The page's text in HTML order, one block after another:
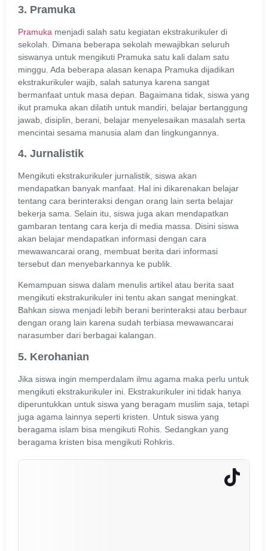
3. Pramuka
Pramuka menjadi salah satu kegiatan ekstrakurikuler di
sekolah. Dimana beberapa sekolah mewajibkan seluruh
siswanya untuk mengikuti Pramuka satu kali dalam satu
minggu. Ada beberapa alasan kenapa Pramuka dijadikan
ekstrakurikuler wajib, salah satunya karena sangat
bermanfaat untuk masa depan. Bagaimana tidak, siswa yang
ikut pramuka akan dilatih untuk mandiri, belajar bertanggung
jawab, disiplin, berani, belajar menyelesaikan masalah serta
mencintai sesama manusia alam dan lingkungannya.
4. Jurnalistik
Mengikuti ekstrakurikuler jurnalistik, siswa akan
mendapatkan banyak manfaat. Hal ini dikarenakan belajar
tentang cara berinteraksi dengan orang lain serta belajar
bekerja sama. Selain itu, siswa juga akan mendapatkan
gambaran tentang cara kerja di media massa. Disini siswa
akan belajar mendapatkan informasi dengan cara
mewawancarai orang, membuat berita dari informasi
tersebut dan menyebarkannya ke publik.
Kemampuan siswa dalam menulis artikel atau berita saat
mengikuti ekstrakurikuler ini tentu akan sangat meningkat.
Bahkan siswa menjadi lebih berani berinteraksi atau berbaur
dengan orang lain karena sudah terbiasa mewawancarai
narasumber dari berbagai kalangan.
5. Kerohanian
Jika siswa ingin memperdalam ilmu agama maka perlu untuk
mengikuti ekstrakurikuler ini. Ekstrakurikuler ini tidak hanya
diperuntukkan untuk siswa yang beragam muslim saja, tetapi
juga agama lainnya seperti kristen. Untuk siswa yang
beragama islam bisa mengikuti Rohis. Sedangkan yang
beragama kristen bisa mengikuti Rohkris.